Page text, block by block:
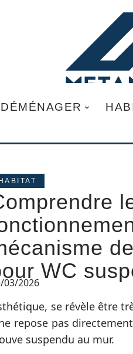
DÉMÉNAGER
HABITAT
WC
03/2026
se révèle être
repose pas
suspendu au mur.